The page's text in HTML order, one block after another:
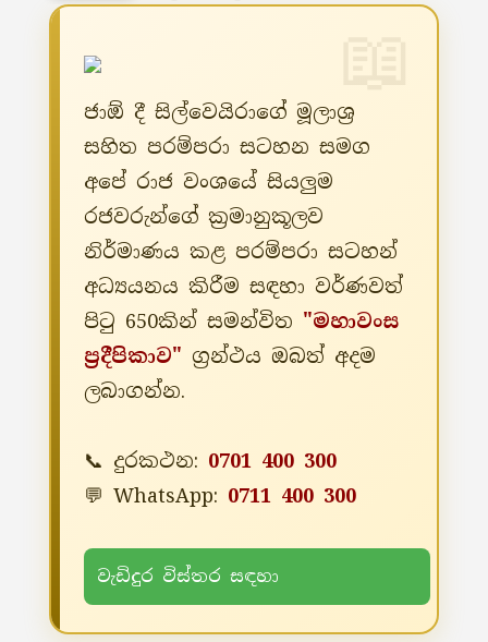
ජාඕ දී සිල්වෙයිරාගේ මූලාශ්‍ර
සහිත පරම්පරා සටහන සමග
අපේ රාජ වංශයේ සියලුම
රජවරුන්ගේ ක්‍රමානුකූලව
නිර්මාණය කළ පරම්පරා සටහන්
අධ්‍යයනය කිරීම සඳහා වර්ණවත්
පිටු 650කින් සමන්විත "මහාවංස
ප්‍රදීපිකාව" ග්‍රන්ථය ඔබත් අදම
ලබාගන්න.
📞 දුරකථන: 0701 400 300
💬 WhatsApp: 0711 400 300
වැඩිදුර විස්තර සඳහා